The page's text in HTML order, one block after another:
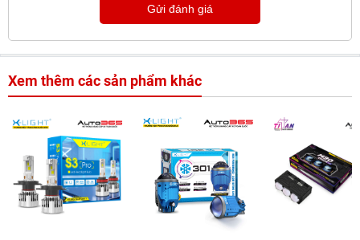
Gửi đánh giá
Xem thêm các sản phẩm khác